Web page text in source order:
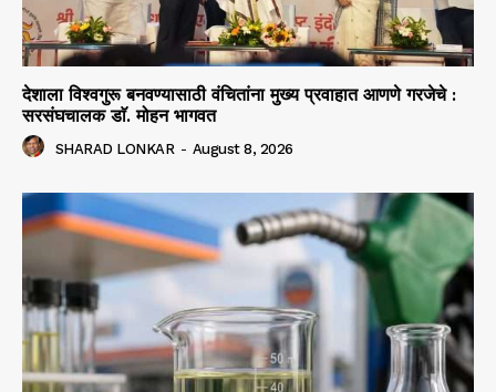
देशाला विश्वगुरू बनवण्यासाठी वंचितांना मुख्य प्रवाहात आणणे गरजेचे :
सरसंघचालक डाॅ. मोहन भागवत
SHARAD LONKAR - August 8, 2026